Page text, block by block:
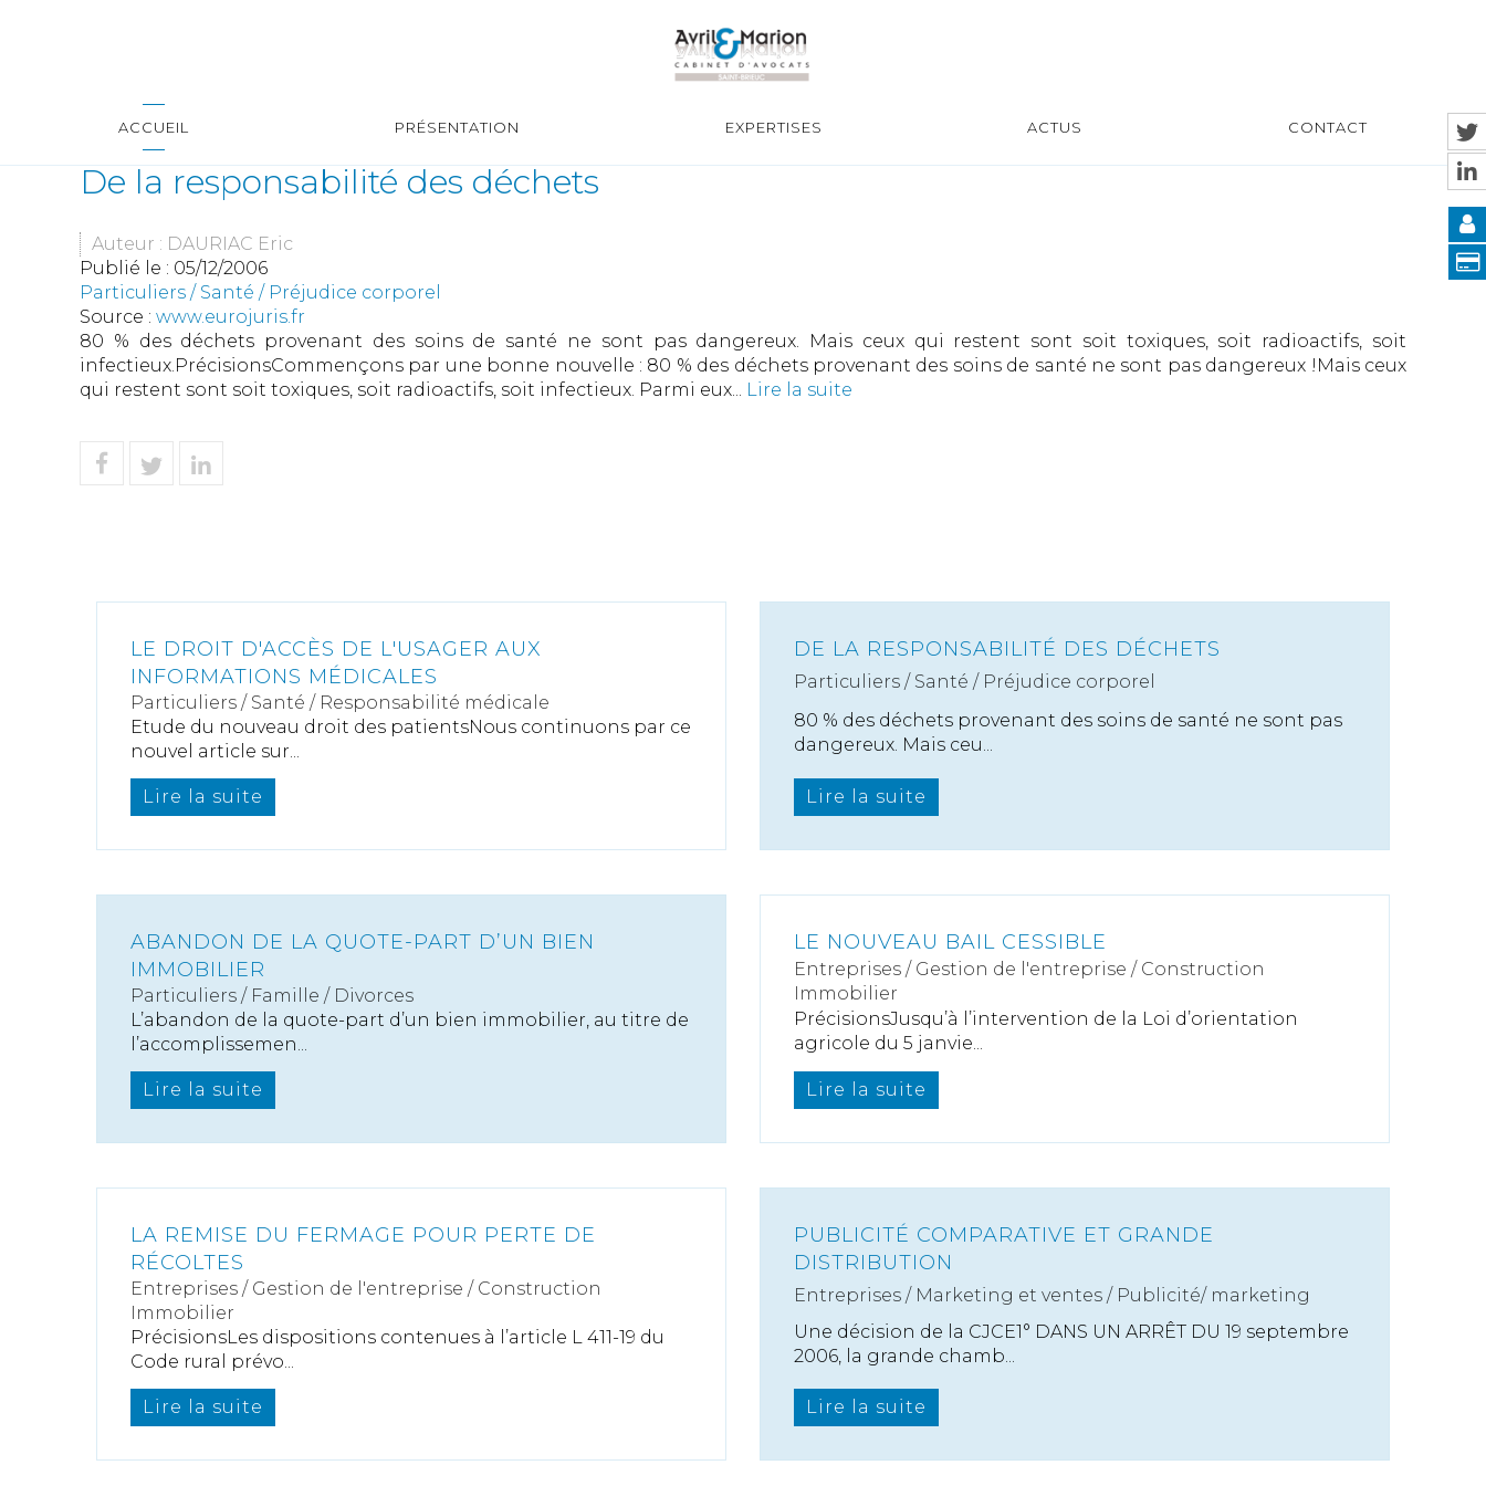
ACCUEIL PRÉSENTATION EXPERTISES ACTUS CONTACT
De la responsabilité des déchets
Auteur : DAURIAC Eric
Publié le : 05/12/2006
Particuliers / Santé / Préjudice corporel
Source : www.eurojuris.fr
80 % des déchets provenant des soins de santé ne sont pas dangereux. Mais ceux qui restent sont soit toxiques, soit radioactifs, soit
infectieux.PrécisionsCommençons par une bonne nouvelle : 80 % des déchets provenant des soins de santé ne sont pas dangereux !Mais ceux
qui restent sont soit toxiques, soit radioactifs, soit infectieux. Parmi eux... Lire la suite
LE DROIT D'ACCÈS DE L'USAGER AUX
INFORMATIONS MÉDICALES
Particuliers / Santé / Responsabilité médicale
Etude du nouveau droit des patientsNous continuons par ce
nouvel article sur...
Lire la suite
DE LA RESPONSABILITÉ DES DÉCHETS
Particuliers / Santé / Préjudice corporel
80 % des déchets provenant des soins de santé ne sont pas
dangereux. Mais ceu...
Lire la suite
ABANDON DE LA QUOTE-PART D’UN BIEN
IMMOBILIER
Particuliers / Famille / Divorces
L’abandon de la quote-part d’un bien immobilier, au titre de
l’accomplissemen...
Lire la suite
LE NOUVEAU BAIL CESSIBLE
Entreprises / Gestion de l'entreprise / Construction
Immobilier
PrécisionsJusqu’à l’intervention de la Loi d’orientation
agricole du 5 janvie...
Lire la suite
LA REMISE DU FERMAGE POUR PERTE DE
RÉCOLTES
Entreprises / Gestion de l'entreprise / Construction
Immobilier
PrécisionsLes dispositions contenues à l’article L 411-19 du
Code rural prévo...
Lire la suite
PUBLICITÉ COMPARATIVE ET GRANDE
DISTRIBUTION
Entreprises / Marketing et ventes / Publicité/ marketing
Une décision de la CJCE1° DANS UN ARRÊT DU 19 septembre
2006, la grande chamb...
Lire la suite